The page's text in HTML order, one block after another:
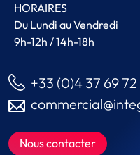
HORAIRES
Du Lundi au Vendredi
9h-12h / 14h-18h
+33 (0)4 37 69
Nous contacter